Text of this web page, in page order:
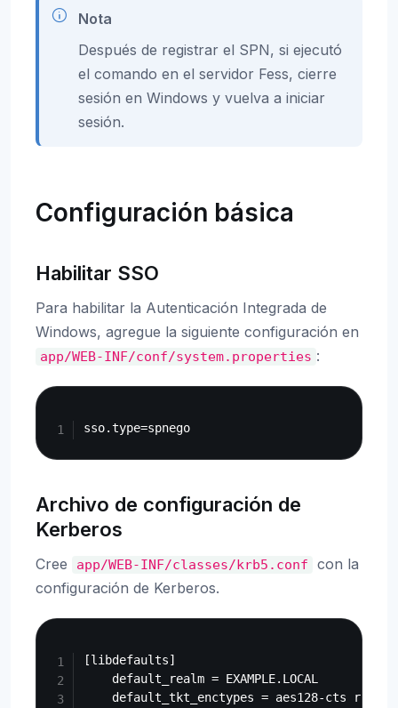
Nota
Después de registrar el SPN, si ejecutó
el comando en el servidor Fess, cierre
sesión en Windows y vuelva a iniciar
sesión.
Configuración básica
Habilitar SSO
Para habilitar la Autenticación Integrada de
Windows, agregue la siguiente configuración en
app/WEB-INF/conf/system.properties :
Archivo de configuración de
Kerberos
Cree app/WEB-INF/classes/krb5.conf
con la
configuración de Kerberos.
[libdefaults]
    default_realm = EXAMPLE.LOCAL
default_tkt_enctypes = aes128-cts rc4-